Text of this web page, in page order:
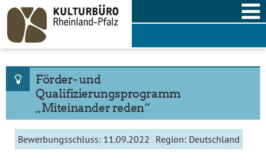
Skip
content
Förder- und
Qualifizierungsprogramm
„Miteinander reden“
Bewerbungsschluss: 11.09.2022 Region: Deutschland